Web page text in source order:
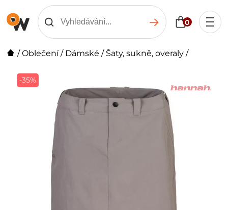
0
/Oblečení/ Dámské / Šaty, sukně, overaly /
-35%